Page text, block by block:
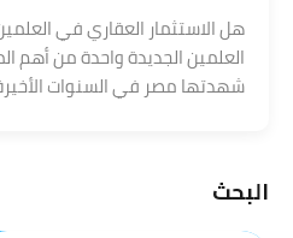
هل الاستثمار العقاري في
العلمين الجديدة واحدة من أهم
شهدتها مصر في السنوات
البحث